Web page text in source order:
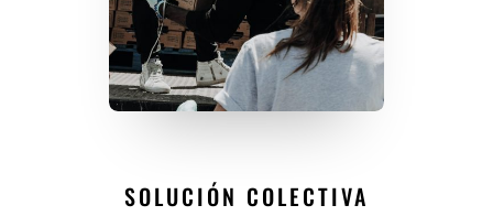
SOLUCIÓN COLECTIVA